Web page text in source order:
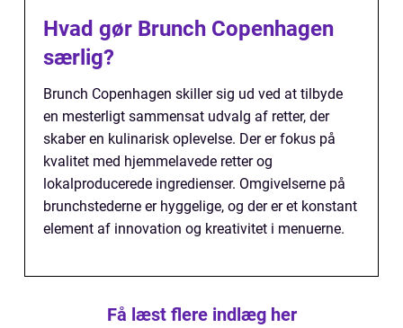
Hvad gør Brunch Copenhagen
særlig?
Brunch Copenhagen skiller sig ud ved at tilbyde
en mesterligt sammensat udvalg af retter, der
skaber en kulinarisk oplevelse. Der er fokus på
kvalitet med hjemmelavede retter og
lokalproducerede ingredienser. Omgivelserne på
brunchstederne er hyggelige, og der er et konstant
element af innovation og kreativitet i menuerne.
Få læst flere indlæg her